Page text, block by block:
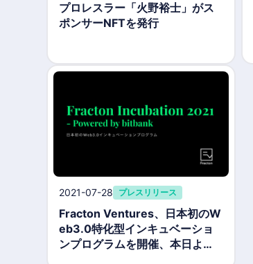
プロレスラー「火野裕士」がス
ポンサーNFTを発行
2021-07-28 プレスリリース
Fracton Ventures、日本初のW
eb3.0特化型インキュベーショ
ンプログラムを開催、本日より